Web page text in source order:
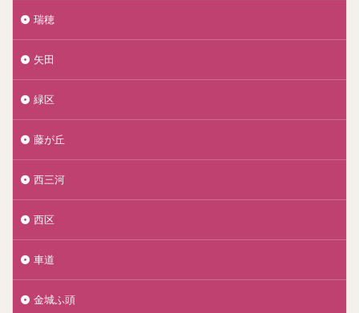
瑞穂
矢田
緑区
藤が丘
西三河
西区
車道
金城ふ頭